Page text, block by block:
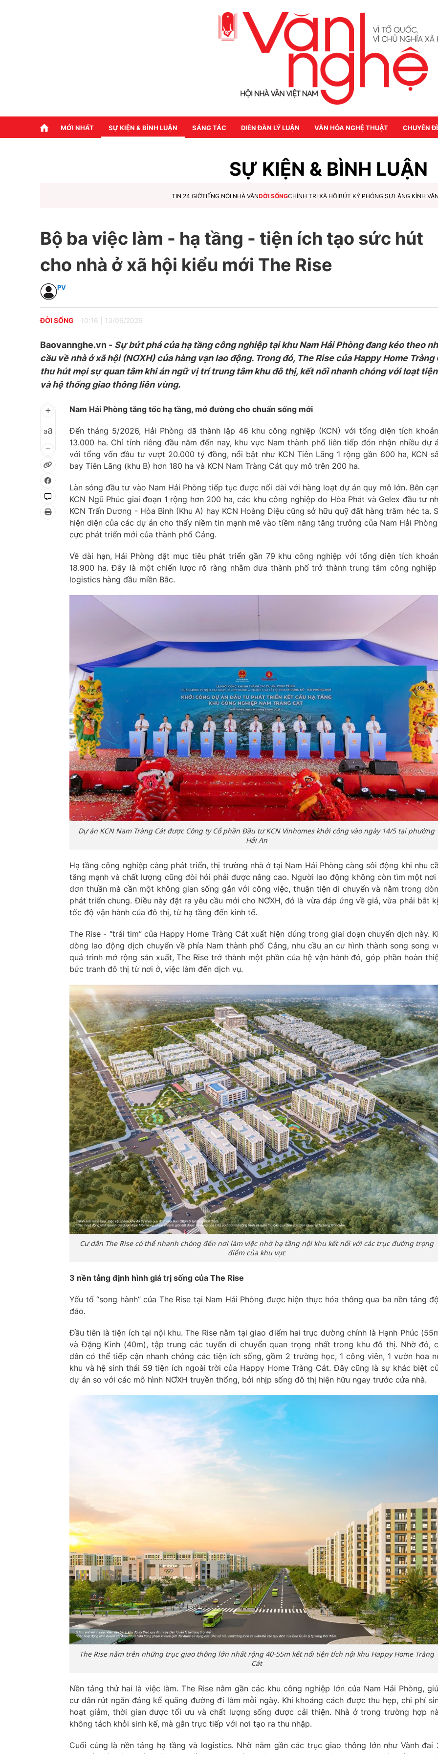
MỚI NHẤT SỰ KIỆN & BÌNH LUẬN SÁNG TÁC DIỄN ĐÀN LÝ LUẬN VĂN HÓA NGHỆ THUẬT CHUYÊN
SỰ KIỆN & BÌNH LUẬN
TIN 24 GIỜTIẾNG NÓI NHÀ VĂNĐỜI SỐNGCHÍNH TRỊ XÃ HỘIBÚT KÝ PHÓNG SỰLĂNG KÍNH
Bộ ba việc làm - hạ tầng - tiện ích tạo sức hút
cho nhà ở xã hội kiểu mới The Rise
PV
ĐỜI SỐNG 10:16 13/06/2026
Baovannghe.vn - Sự bứt phá của hạ tầng công nghiệp tại khu Nam Hải Phòng đang kéo theo
cầu về nhà ở xã hội (NƠXH) của hàng vạn lao động. Trong đó, The Rise của Happy Home Tràng
thu hút mọi sự quan tâm khi án ngữ vị trí trung tâm khu đô thị, kết nối nhanh chóng với loạt
và hệ thống giao thông liên vùng.
aa
Nam Hải Phòng tăng tốc hạ tầng, mở đường cho chuẩn sống mới
Đến tháng 5/2026, Hải Phòng đã thành lập 46 khu công nghiệp (KCN) với tổng diện tích
13.000 ha. Chỉ tính riêng đầu năm đến nay, khu vực Nam thành phố liên tiếp đón nhận nhiều dự
với tổng vốn đầu tư vượt 20.000 tỷ đồng, nổi bật như KCN Tiên Lãng 1 rộng gần 600 ha, KCN
bay Tiên Lãng (khu B) hơn 180 ha và KCN Nam Tràng Cát quy mô trên 200 ha.
Làn sóng đầu tư vào Nam Hải Phòng tiếp tục được nối dài với hàng loạt dự án quy mô lớn. Bên
KCN Ngũ Phúc giai đoạn 1 rộng hơn 200 ha, các khu công nghiệp do Hòa Phát và Gelex đầu tư
KCN Trấn Dương - Hòa Bình (Khu A) hay KCN Hoàng Diệu cũng sở hữu quỹ đất hàng trăm héc ta.
hiện diện của các dự án cho thấy niềm tin mạnh mẽ vào tiềm năng tăng trưởng của Nam Hải
cực phát triển mới của thành phố Cảng.
Về dài hạn, Hải Phòng đặt mục tiêu phát triển gần 79 khu công nghiệp với tổng diện tích
18.900 ha. Đây là một chiến lược rõ ràng nhằm đưa thành phố trở thành trung tâm công
logistics hàng đầu miền Bắc.
Dự án KCN Nam Tràng Cát được Công ty Cổ phần Đầu tư KCN Vinhomes khởi công vào ngày 14/5 tại phường
Hải An
Hạ tầng công nghiệp càng phát triển, thị trường nhà ở tại Nam Hải Phòng càng sôi động khi nhu
tăng mạnh và chất lượng cũng đòi hỏi phải được nâng cao. Người lao động không còn tìm một nơi
đơn thuần mà cần một không gian sống gắn với công việc, thuận tiện di chuyển và nằm trong
phát triển chung. Điều này đặt ra yêu cầu mới cho NƠXH, đó là vừa đáp ứng về giá, vừa phải bắt
tốc độ vận hành của đô thị, từ hạ tầng đến kinh tế.
The Rise - “trái tim” của Happy Home Tràng Cát xuất hiện đúng trong giai đoạn chuyển dịch này.
dòng lao động dịch chuyển về phía Nam thành phố Cảng, nhu cầu an cư hình thành song song
quá trình mở rộng sản xuất, The Rise trở thành một phần của hệ vận hành đó, góp phần hoàn
bức tranh đô thị từ nơi ở, việc làm đến dịch vụ.
Cư dân The Rise có thể nhanh chóng đến nơi làm việc nhờ hạ tầng nội khu kết nối với các trục đường trọng
điểm của khu vực
3 nền tảng định hình giá trị sống của The Rise
Yếu tố “song hành” của The Rise tại Nam Hải Phòng được hiện thực hóa thông qua ba nền tảng
đáo.
Đầu tiên là tiện ích tại nội khu. The Rise nằm tại giao điểm hai trục đường chính là Hạnh Phúc
và Đặng Kinh (40m), tập trung các tuyến di chuyển quan trọng nhất trong khu đô thị. Nhờ đó,
dân có thể tiếp cận nhanh chóng các tiện ích sống, gồm 2 trường học, 1 công viên, 1 vườn hoa
khu và hệ sinh thái 59 tiện ích ngoài trời của Happy Home Tràng Cát. Đây cũng là sự khác biệt
dự án so với các mô hình NƠXH truyền thống, bởi nhịp sống đô thị hiện hữu ngay trước cửa nhà.
The Rise nằm trên những trục giao thông lớn nhất rộng 40-55m kết nối tiện tích nội khu Happy Home Tràng
Cát
Nền tảng thứ hai là việc làm. The Rise nằm gần các khu công nghiệp lớn của Nam Hải Phòng,
cư dân rút ngắn đáng kể quãng đường đi làm mỗi ngày. Khi khoảng cách được thu hẹp, chi phí
hoạt giảm, thời gian được tối ưu và chất lượng sống được cải thiện. Nhà ở trong trường hợp
không tách khỏi sinh kế, mà gắn trực tiếp với nơi tạo ra thu nhập.
Cuối cùng là nền tảng hạ tầng và logistics. Nhờ nằm gần các trục giao thông lớn như Vành đai